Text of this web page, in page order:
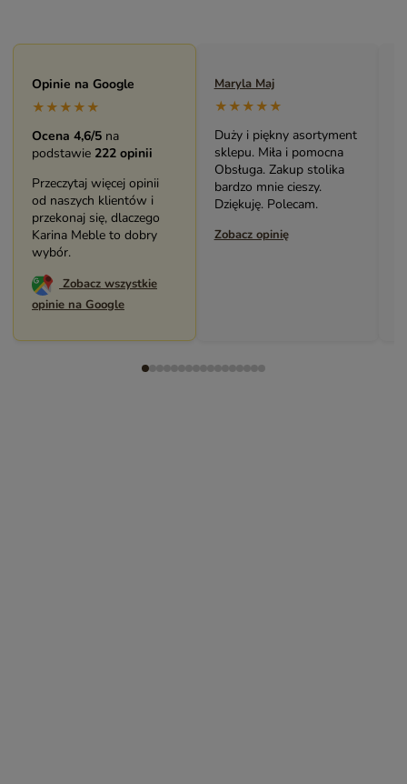
Opinie na Google
★★★★★
Ocena 4,6/5 na
podstawie 222 opinii
Przeczytaj więcej opinii
od naszych klientów i
przekonaj się, dlaczego
Karina Meble to dobry
wybór.
Zobacz wszystkie
opinie na Google
Maryla Maj
★★★★★
Duży i piękny asortyment
sklepu. Miła i pomocna
bardzo mnie cieszy.
Dziękuję. Polecam.
Zobacz opinię
Monika Andrzejewska
★★★★★
Bardzo solidny, piękny
mebel (biblioteczka).
Świetny kontakt z
pracownikami sklepu.
Polecam serdecznie.
Zobacz opinię